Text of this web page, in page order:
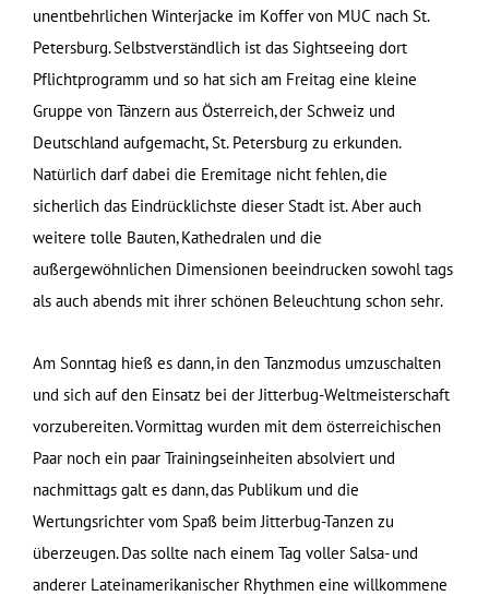
unentbehrlichen Winterjacke im Koffer von MUC nach St.
Petersburg. Selbstverständlich ist das Sightseeing dort
Pflichtprogramm und so hat sich am Freitag eine kleine
Gruppe von Tänzern aus Österreich, der Schweiz und
Deutschland aufgemacht, St. Petersburg zu erkunden.
Natürlich darf dabei die Eremitage nicht fehlen, die
sicherlich das Eindrücklichste dieser Stadt ist. Aber auch
weitere tolle Bauten, Kathedralen und die
außergewöhnlichen Dimensionen beeindrucken sowohl tags
als auch abends mit ihrer schönen Beleuchtung schon sehr.
Am Sonntag hieß es dann, in den Tanzmodus umzuschalten
und sich auf den Einsatz bei der Jitterbug-Weltmeisterschaft
vorzubereiten. Vormittag wurden mit dem österreichischen
Paar noch ein paar Trainingseinheiten absolviert und
nachmittags galt es dann, das Publikum und die
Wertungsrichter vom Spaß beim Jitterbug-Tanzen zu
überzeugen. Das sollte nach einem Tag voller Salsa- und
anderer Lateinamerikanischer Rhythmen eine willkommene